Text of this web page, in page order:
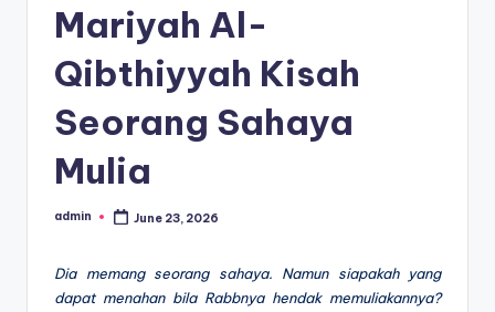
Mariyah Al-
Qibthiyyah Kisah
Seorang Sahaya
Mulia
Posted
admin June 23, 2026
Dia memang seorang sahaya. Namun siapakah yang
dapat menahan bila Rabbnya hendak memuliakannya?